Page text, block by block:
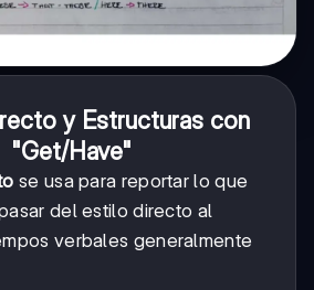
y Estructuras con
"Get/Have"
se usa para reportar lo que
del estilo directo al
verbales generalmente